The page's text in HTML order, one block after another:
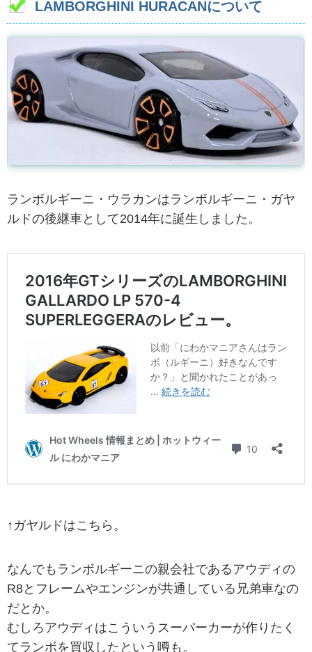
LAMBORGHINI HURACANについて
ランボルギーニ・ウラカンはランボルギーニ・ガヤ
ルドの後継車として2014年に誕生しました。
↑ガヤルドはこちら。
なんでもランボルギーニの親会社であるアウディの
R8とフレームやエンジンが共通している兄弟車なの
だとか。
むしろアウディはこういうスーパーカーが作りたく
てランボを買収したという噂も。